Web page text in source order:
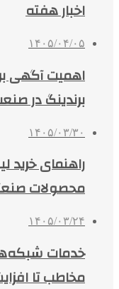
اخبار هفته
۱۴۰۵/۰۴/۰۵
اهمیت آگهی
برندینگ در
۱۴۰۵/۰۳/۳۰
راهنمای خرید
محصولات
۱۴۰۵/۰۳/۲۴
مخاطب تا